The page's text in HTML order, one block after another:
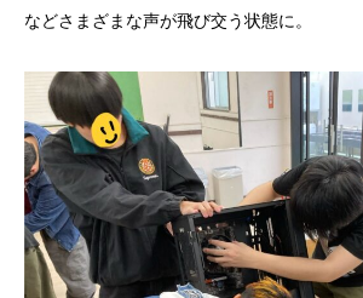
などさまざまな声が飛び交う状態に。